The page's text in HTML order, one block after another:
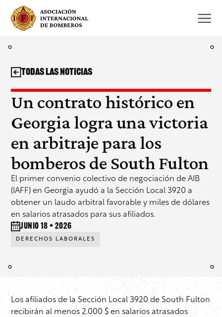
Saltar
contenido
Un contrato histórico en
Georgia logra una victoria
en arbitraje para los
bomberos de South Fulton
El primer convenio colectivo de negociación de AIB
(IAFF) en Georgia ayudó a la Sección Local 3920 a
obtener un laudo arbitral favorable y miles de dólares
en salarios atrasados para sus afiliados.
junio 18 • 2026
DERECHOS LABORALES
Todas las noticias
Los afiliados de la Sección Local 3920 de South Fulton
recibirán al menos 2.000 $ en salarios atrasados